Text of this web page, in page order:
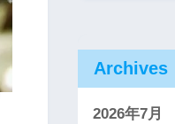
Archives
2026年7月